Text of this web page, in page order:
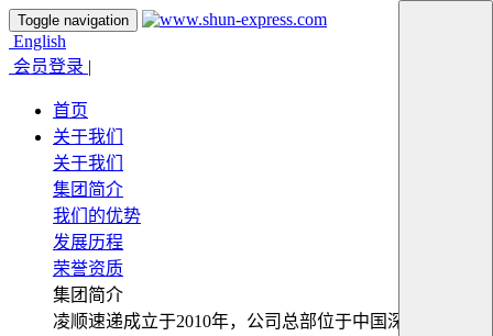
Toggle navigation
English
会员登录 |
首页
关于我们
关于我们
集团简介
我们的优势
发展历程
荣誉资质
集团简介
凌顺速递成立于2010年，公司总部位于中国深圳，为解